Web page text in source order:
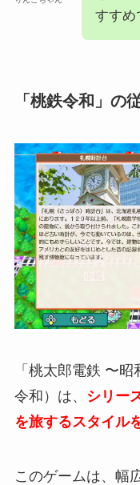
すすめ
「桃鉄令和」の
「桃太郎電鉄 〜
令和）は、 シリー
を旅するスタイル
このゲームは、幅